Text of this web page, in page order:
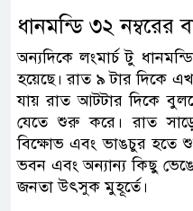
ধানমন্ডি ৩২ নম্বরের
অন্যদিকে লংমার্চ টু
হয়েছে। রাত ৯ টার দিকে
যায় রাত আটটার দিকে
যেতে শুরু করে। রাত
বিক্ষোভ এবং ভাঙচুর হতে
ভবন এবং অন্যান্য কিছু
জনতা উৎসুক মুহূর্তে।